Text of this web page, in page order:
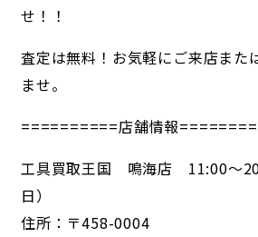
せ！！
査定は無料！お気軽にご来店また
ませ。
==========店舗情報
工具買取王国 鳴海店 11:00～
日）
住所：〒458-0004